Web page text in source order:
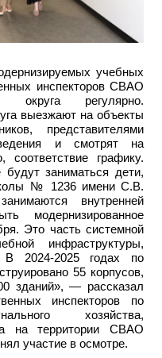
учебных
инспекторов СВАО
округа регулярно.
выезжают на объекты
представителями
и смотрят на
соответствие графику.
будут заниматься дети,
№ 1236 имени С.В.
внутренней
модернизированное
Это часть системной
инфраструктуры,
2024-2025 годах по
55 корпусов,
зданий», — рассказал
инспекторов по
хозяйства,
на территории СВАО
участие в осмотре.